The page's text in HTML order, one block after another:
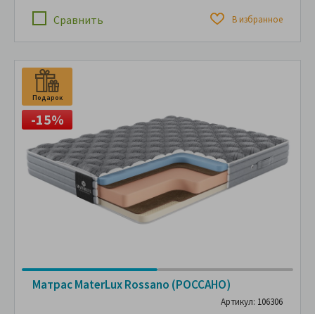
Сравнить В избранное
Подарок
-15%
Матрас MaterLux Rossano (РОССАНО)
Артикул: 106306